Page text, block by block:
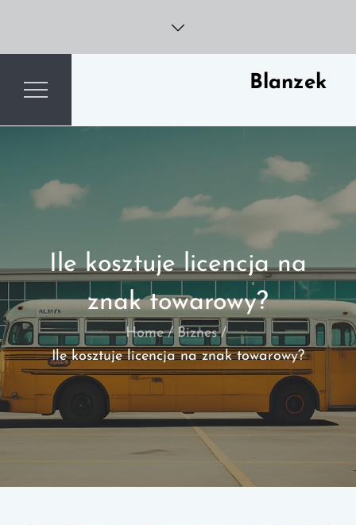
content
Blanzek
Ile kosztuje licencja na
znak towarowy?
Home
Biznes
Ile kosztuje licencja na znak towarowy?